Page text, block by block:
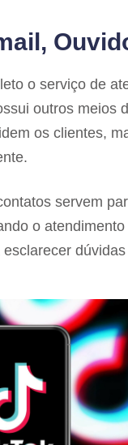
o serviço de
outros meios
os clientes,
servem
o